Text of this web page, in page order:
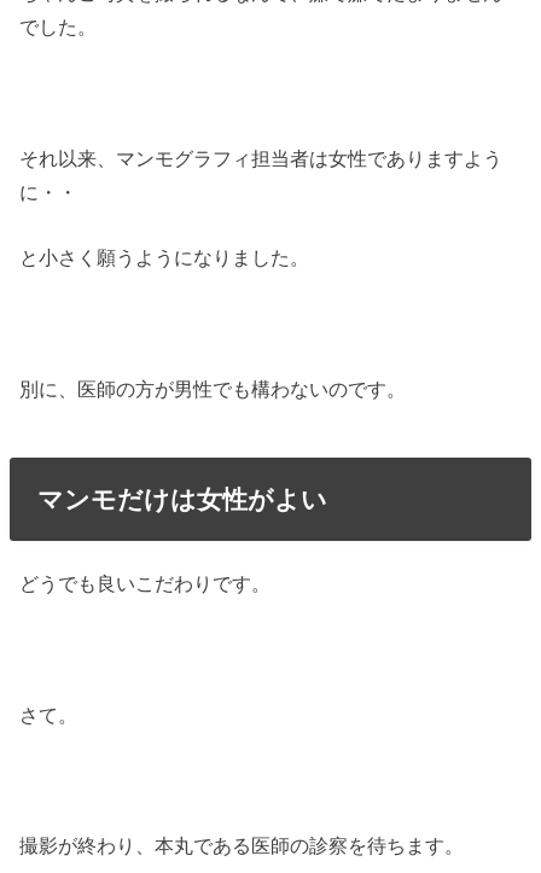
でした。
それ以来、マンモグラフィ担当者は女性でありますよう
に・・
と小さく願うようになりました。
別に、医師の方が男性でも構わないのです。
マンモだけは女性がよい
どうでも良いこだわりです。
さて。
撮影が終わり、本丸である医師の診察を待ちます。